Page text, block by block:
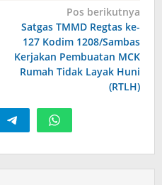
Pos berikutnya
Satgas TMMD Regtas ke-
127 Kodim 1208/Sambas
Kerjakan Pembuatan MCK
Rumah Tidak Layak Huni
(RTLH)